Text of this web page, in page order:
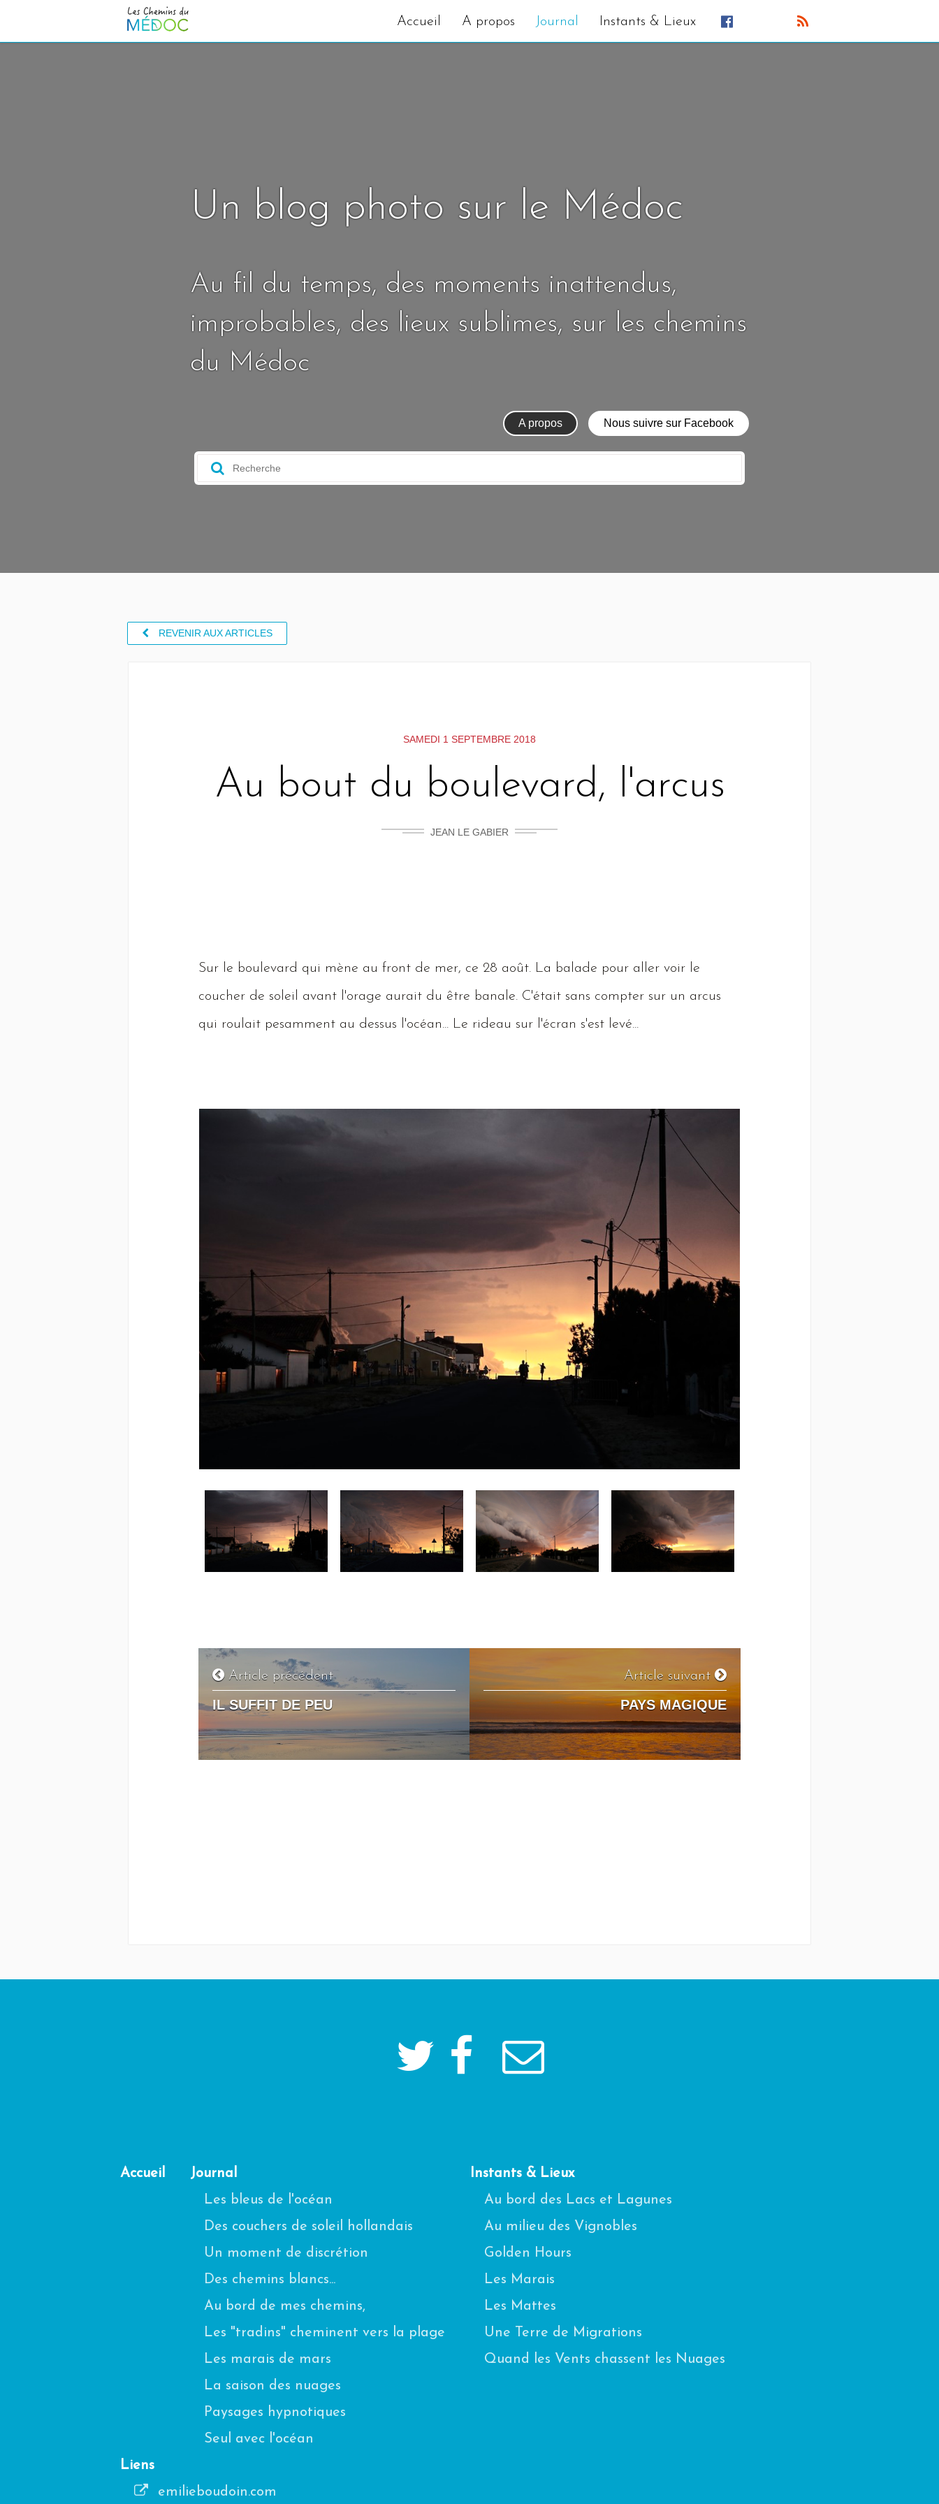
Accueil A propos Journal Instants & Lieux
Un blog photo sur le Médoc
Au fil du temps, des moments inattendus,
improbables, des lieux sublimes, sur les chemins
du Médoc
A propos Nous suivre sur Facebook
REVENIR AUX ARTICLES
SAMEDI 1 SEPTEMBRE 2018
Au bout du boulevard, l'arcus
JEAN LE GABIER
Sur le boulevard qui mène au front de mer, ce 28 août. La balade pour aller voir le
coucher de soleil avant l'orage aurait du être banale. C'était sans compter sur un arcus
qui roulait pesamment au dessus l'océan... Le rideau sur l'écran s'est levé...
Article précédent
IL SUFFIT DE PEU
Article suivant
PAYS MAGIQUE
Accueil
Journal
Les bleus de l'océan
Des couchers de soleil hollandais
Un moment de discrétion
Des chemins blancs...
Au bord de mes chemins,
Les "tradins" cheminent vers la plage
Les marais de mars
La saison des nuages
Paysages hypnotiques
Seul avec l'océan
Instants & Lieux
Au bord des Lacs et Lagunes
Au milieu des Vignobles
Golden Hours
Les Marais
Les Mattes
Une Terre de Migrations
Quand les Vents chassent les Nuages
Liens
emilieboudoin.com